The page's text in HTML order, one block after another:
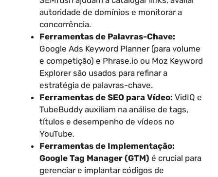
autoridade de domínios e monitorar a
concorrência.
Ferramentas de Palavras-Chave:
Google Ads Keyword Planner (para volume
e competição) e Phrase.io ou Moz Keyword
Explorer são usados para refinar a
estratégia de palavras-chave.
Ferramentas de SEO para Vídeo: VidIQ e
TubeBuddy auxiliam na análise de tags,
títulos e desempenho de vídeos no
YouTube.
Ferramentas de Implementação:
Google Tag Manager (GTM) é crucial para
gerenciar e implantar códigos de